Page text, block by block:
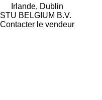
Irlande, Dublin
STU BELGIUM B.V.
Contacter le vendeur